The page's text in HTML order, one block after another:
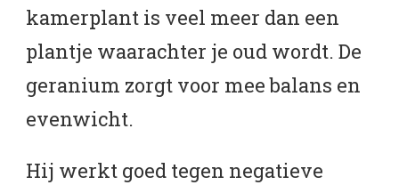
kamerplant is veel meer dan een
plantje waarachter je oud wordt. De
geranium zorgt voor mee balans en
evenwicht.
Hij werkt goed tegen negatieve